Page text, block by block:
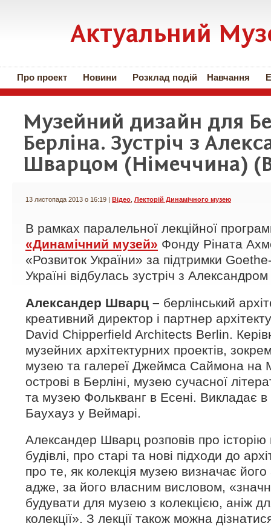
Актуальний
Про проект Новини Розклад подій Навчання
Музейний дизайн для
Берліна. Зустріч з
Шварцом (Німеччина)
13 листопада 2013 о 16:19 | Відео Лекторій Динамічного музею
В рамках паралельної лекційної
«Динамічний музей» Фонду Ріната
«Розвиток України» за підтримки
Україні відбулась зустріч з
Александер Шварц – берлінський
креативний директор і партнер
David Chipperfield Architects Berlin.
музейних архітектурних проектів,
музею та галереї Джеймса Саймона на
острові в Берліні, музею сучасної
та музею Фолькванг в Есені. Викладає в
Баухауз у Веймарі.
Александер Шварц розповів про історію
будівлі, про старі та нові підходи до
про те, як колекція музею визначає його
адже, за його власним висловом,
будувати для музею з колекцією, аніж
колекції». З лекції також можна